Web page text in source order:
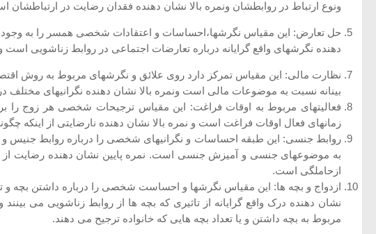
ونوع ارتباط در روابطشان ونمره بالا نشان دهنده فقدان رضایت در ارتباطشان
حل تعارض: این مقیاس نگرشها،احساسات و اعتقادات شخصی همسر را به وجود
دهنده نگرشهای واقع گرایانه درباره تعارضات اجتماعی در روابط زناشویی
نظارت مالی: این مقیاس تمرکز دارد روی علائق و نگرشهای مربوط به روش
بینانه نسبت به موضوعات مالی است ونمره بالا نشان دهنده نگرانیهای مختلف
فعالیتهای مربوط به اوقات فراغت: این مقیاس ترجیحات شخصی هر زوج را
زمانهای فعال اوقات فراغت است و نمره بالا نشان دهنده نارضایتی از اینکه
روابط جنسی: این طبقه احساسات و نگرانیهای شخصی را درباره روابط جنیس
به موضوعهای جنسی و آمیزش جنسی است. نمره پایین نشان دهنده رضایت از
ازحاملگی است.
ازدواج و بچه ها: این مقیاس نگرشها و احساست شخصی را درباره داشتن بچه و
نشان دهنده درک واقع گرایانه از تاثیری که بچه ها از روابط زناشویی می
مربوط به بچه داشتن و یا تعداد بچه هایی که خانواده ترجیح می دهند.